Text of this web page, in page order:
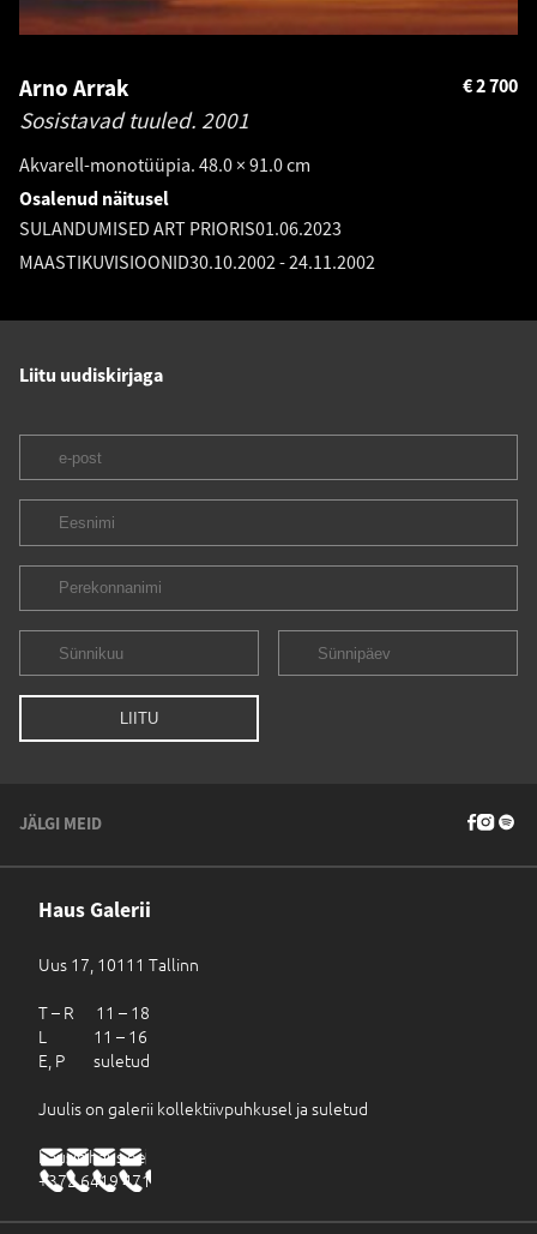
Arno Arrak
Sosistavad tuuled. 2001
Akvarell-monotüüpia. 48.0 × 91.0 cm
2 700
€
Osalenud näitusel
SULANDUMISED ART PRIORIS01.06.2023
MAASTIKUVISIOONID30.10.2002-24.11.2002
Liitu uudiskirjaga
JÄLGI MEID
Haus Galerii
Uus 17, 10111 Tallinn
T – R 11 – 18
L 11 – 16
E, P suletud
Juulis on galerii kollektiivpuhkusel ja suletud
haus@haus.ee
+372 6419 471